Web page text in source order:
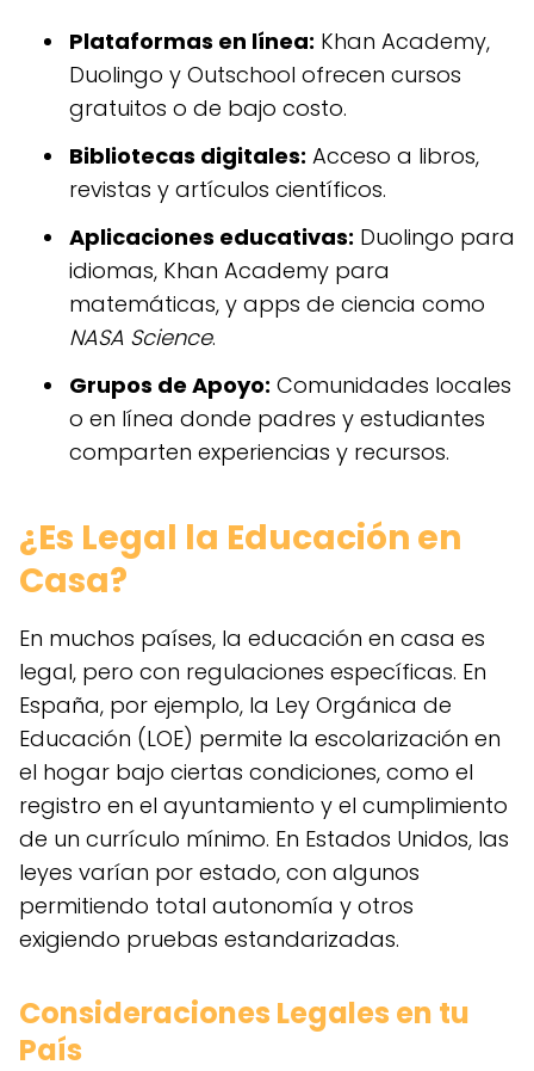
Plataformas en línea: Khan Academy,
Duolingo y Outschool ofrecen cursos
gratuitos o de bajo costo.
Bibliotecas digitales: Acceso a libros,
revistas y artículos científicos.
Aplicaciones educativas: Duolingo para
idiomas, Khan Academy para
matemáticas, y apps de ciencia como
NASA Science.
Grupos de Apoyo: Comunidades locales
o en línea donde padres y estudiantes
comparten experiencias y recursos.
¿Es Legal la Educación en
Casa?
En muchos países, la educación en casa es
legal, pero con regulaciones específicas. En
España, por ejemplo, la Ley Orgánica de
Educación (LOE) permite la escolarización en
el hogar bajo ciertas condiciones, como el
registro en el ayuntamiento y el cumplimiento
de un currículo mínimo. En Estados Unidos, las
leyes varían por estado, con algunos
permitiendo total autonomía y otros
exigiendo pruebas estandarizadas.
Consideraciones Legales en tu
País